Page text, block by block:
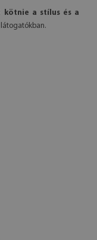
kötnie a stílus és a